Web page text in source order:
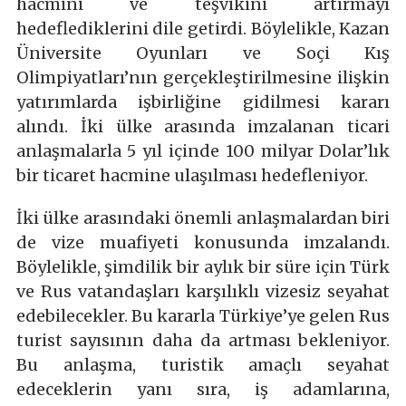
hedeflediklerini dile getirdi. Böylelikle, Kazan
Üniversite Oyunları ve Soçi Kış
Olimpiyatları’nın gerçekleştirilmesine ilişkin
yatırımlarda işbirliğine gidilmesi kararı
alındı. İki ülke arasında imzalanan ticari
anlaşmalarla 5 yıl içinde 100 milyar Dolar’lık
bir ticaret hacmine ulaşılması hedefleniyor.
İki ülke arasındaki önemli anlaşmalardan biri
de vize muafiyeti konusunda imzalandı.
Böylelikle, şimdilik bir aylık bir süre için Türk
ve Rus vatandaşları karşılıklı vizesiz seyahat
edebilecekler. Bu kararla Türkiye’ye gelen Rus
turist sayısının daha da artması bekleniyor.
Bu anlaşma, turistik amaçlı seyahat
edeceklerin yanı sıra, iş adamlarına,